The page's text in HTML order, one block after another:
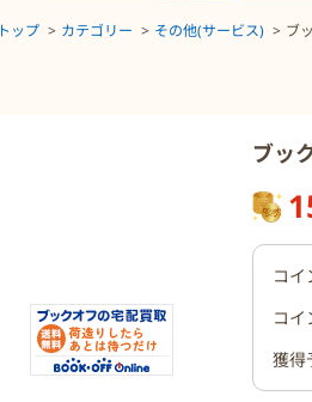
トップ カテゴリー その他(サービス) ブ
ブックオフ公式オンラインストア【宅配
ブッ
コイ
コイ
獲得